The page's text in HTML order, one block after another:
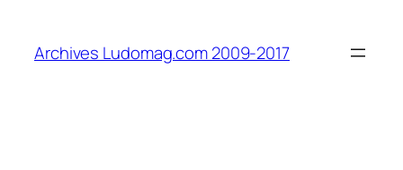
contenu
Archives Ludomag.com 2009-2017